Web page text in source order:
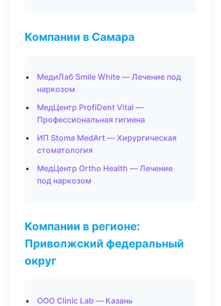
Компании в Самара
МедиЛаб Smile White — Лечение под
наркозом
МедЦентр ProfiDent Vital —
Профессиональная гигиена
ИП Stoma MedArt — Хирургическая
стоматология
МедЦентр Ortho Health — Лечение
под наркозом
Компании в регионе:
Приволжский федеральный
округ
ООО Clinic Lab — Казань